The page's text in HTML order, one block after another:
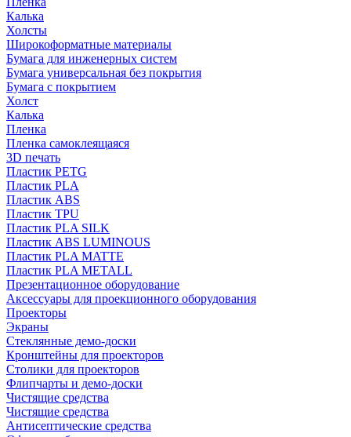
Калька
Холсты
Широкоформатные материалы
Бумага для инженерных систем
Бумага универсальная без покрытия
Бумага с покрытием
Холст
Калька
Пленка
Пленка самоклеящаяся
3D печать
Пластик PETG
Пластик PLA
Пластик ABS
Пластик TPU
Пластик PLA SILK
Пластик ABS LUMINOUS
Пластик PLA MATTE
Пластик PLA METALL
Презентационное оборудование
Аксессуары для проекционного оборудования
Проекторы
Экраны
Стеклянные демо-доски
Кронштейны для проекторов
Столики для проекторов
Флипчарты и демо-доски
Чистящие средства
Чистящие средства
Антисептические средства